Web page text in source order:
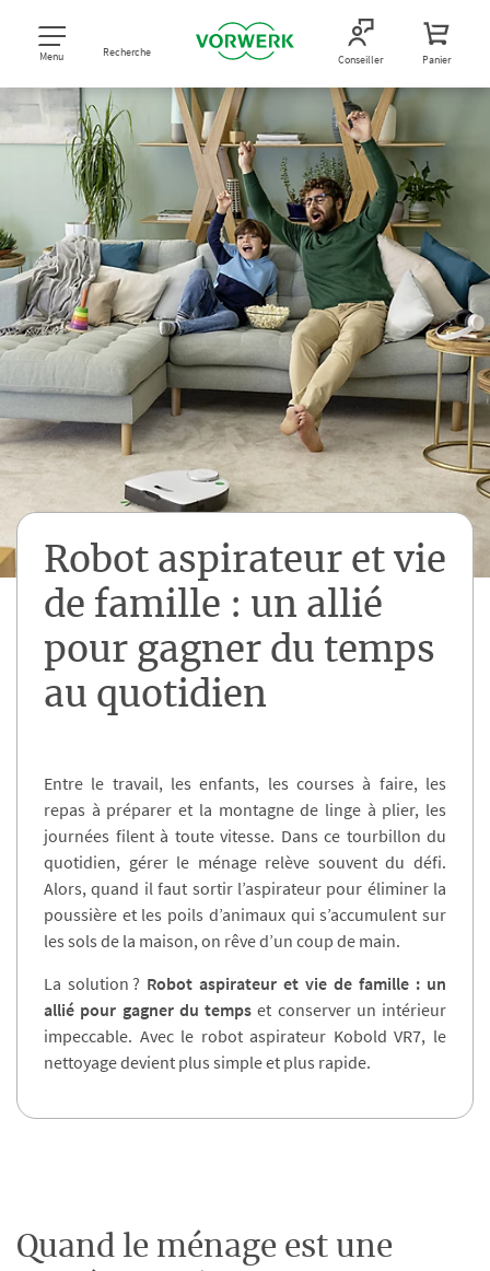
Menu Recherche Conseiller Panier
Robot aspirateur et vie
de famille : un allié
pour gagner du temps
au quotidien
Entre le travail, les enfants, les courses à faire, les
repas à préparer et la montagne de linge à plier, les
journées filent à toute vitesse. Dans ce tourbillon du
quotidien, gérer le ménage relève souvent du défi.
Alors, quand il faut sortir l’aspirateur pour éliminer la
poussière et les poils d’animaux qui s’accumulent sur
les sols de la maison, on rêve d’un coup de main.
La solution ? Robot aspirateur et vie de famille : un
allié pour gagner du tempset conserver un intérieur
impeccable. Avec le robot aspirateur Kobold VR7, le
nettoyage devient plus simple et plus rapide.
Quand le ménage est une